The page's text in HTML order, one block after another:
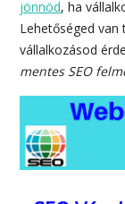
jönnöd, ha
Lehetőséged
vállalkozásod
mentes SEO